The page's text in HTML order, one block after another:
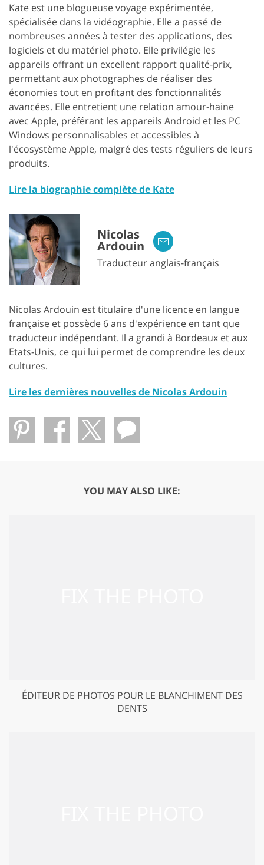
Kate est une blogueuse voyage expérimentée,
spécialisée dans la vidéographie. Elle a passé de
nombreuses années à tester des applications, des
logiciels et du matériel photo. Elle privilégie les
appareils offrant un excellent rapport qualité-prix,
permettant aux photographes de réaliser des
économies tout en profitant des fonctionnalités
avancées. Elle entretient une relation amour-haine
avec Apple, préférant les appareils Android et les PC
Windows personnalisables et accessibles à
l'écosystème Apple, malgré des tests réguliers de leurs
produits.
Lire la biographie complète de Kate
Nicolas
Ardouin
Traducteur anglais-français
Nicolas Ardouin est titulaire d'une licence en langue
française et possède 6 ans d'expérience en tant que
traducteur indépendant. Il a grandi à Bordeaux et aux
Etats-Unis, ce qui lui permet de comprendre les deux
cultures.
Lire les dernières nouvelles de Nicolas Ardouin
YOU MAY ALSO LIKE:
ÉDITEUR DE PHOTOS POUR LE BLANCHIMENT DES
DENTS